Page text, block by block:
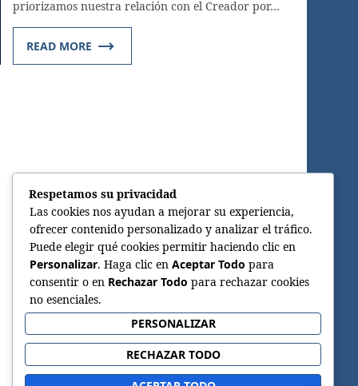
priorizamos nuestra relación con el Creador por…
READ MORE
Respetamos su privacidad
Las cookies nos ayudan a mejorar su experiencia,
ofrecer contenido personalizado y analizar el tráfico.
Puede elegir qué cookies permitir haciendo clic en
Personalizar. Haga clic en Aceptar Todo para
consentir o en Rechazar Todo para rechazar cookies
no esenciales.
PERSONALIZAR
RECHAZAR TODO